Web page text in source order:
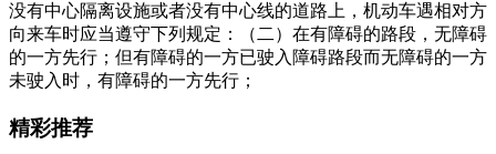
没有中心隔离设施或者没有中心线的道路上，机动车遇相对方
向来车时应当遵守下列规定：（二）在有障碍的路段，无障碍
的一方先行；但有障碍的一方已驶入障碍路段而无障碍的一方
未驶入时，有障碍的一方先行；
精彩推荐